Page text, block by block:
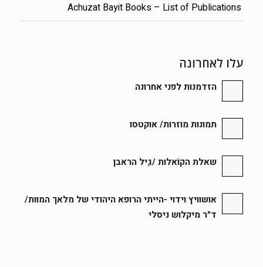
Achuzat Bayit Books – List of Publications
עלו לאחרונה
הזדמנות לפני אחרונה
תמונות מוזרות/ אוקטסו
שאלת הקוֹאלות /גַיל הראבן
אושוויץ וידוי -הייתי הרופא היהודי של מלאך המוות/
ד"ר מיקלוש ניסלי